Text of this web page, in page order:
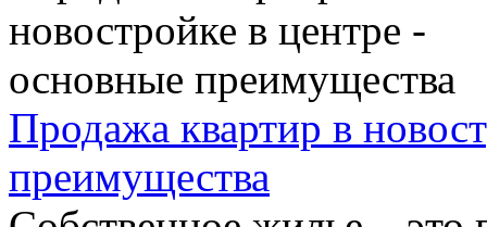
Продажа квартир в
преимущества